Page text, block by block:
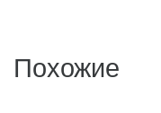
Похожие